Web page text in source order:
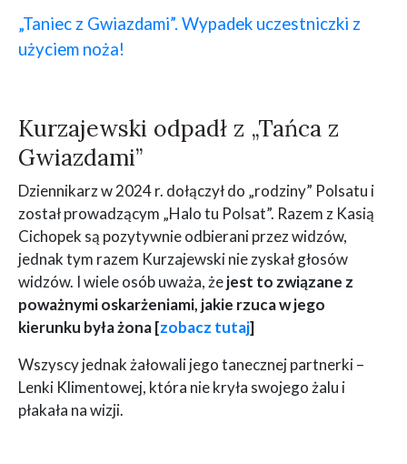
„Taniec z Gwiazdami”. Wypadek uczestniczki z
użyciem noża!
Kurzajewski odpadł z „Tańca z
Gwiazdami”
Dziennikarz w 2024 r. dołączył do „rodziny” Polsatu i
został prowadzącym „Halo tu Polsat”. Razem z Kasią
Cichopek są pozytywnie odbierani przez widzów,
jednak tym razem Kurzajewski nie zyskał głosów
widzów. I wiele osób uważa, żejest to związane z
poważnymi oskarżeniami, jakie rzuca w jego
kierunku była żona [zobacz tutaj]
Wszyscy jednak żałowali jego tanecznej partnerki –
Lenki Klimentowej, która nie kryła swojego żalu i
płakała na wizji.